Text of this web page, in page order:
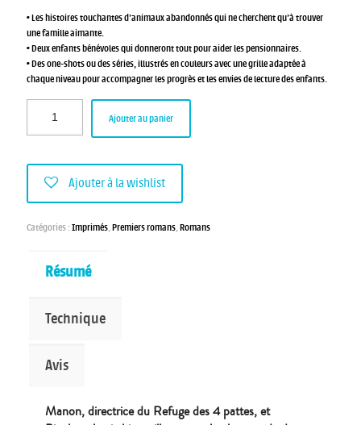
• Les histoires touchantes d’animaux abandonnés qui ne cherchent qu’à trouver
une famille aimante.
• Deux enfants bénévoles qui donneront tout pour aider les pensionnaires.
• Des one-shots ou des séries, illustrés en couleurs avec une grille adaptée à
chaque niveau pour accompagner les progrès et les envies de lecture des enfants.
Ajouter au panier
Ajouter à la wishlist
Catégories :Imprimés Premiers romans Romans
Résumé
Technique
Avis
Manon, directrice du Refuge des 4 pattes, et